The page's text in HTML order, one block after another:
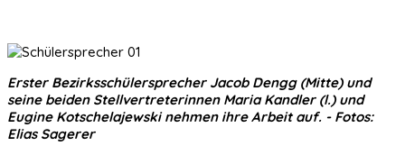
Erster Bezirksschülersprecher Jacob Dengg (Mitte) und
seine beiden Stellvertreterinnen Maria Kandler (l.) und
Eugine Kotschelajewski nehmen ihre Arbeit auf. - Fotos:
Elias Sagerer